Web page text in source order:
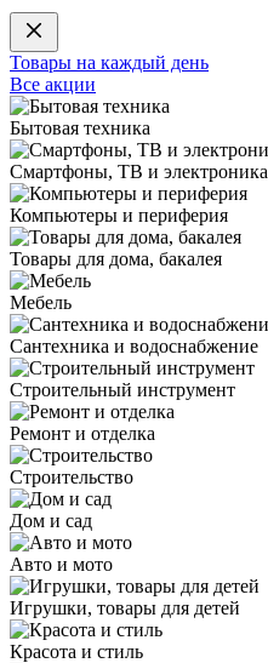
Товары на каждый день
Все акции
Бытовая техника
Смартфоны, ТВ и электроника
Компьютеры и периферия
Товары для дома, бакалея
Мебель
Сантехника и водоснабжение
Строительный инструмент
Ремонт и отделка
Строительство
Дом и сад
Авто и мото
Игрушки, товары для детей
Красота и стиль